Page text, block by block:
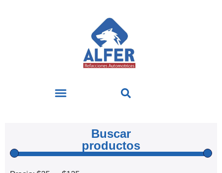
Buscar
productos